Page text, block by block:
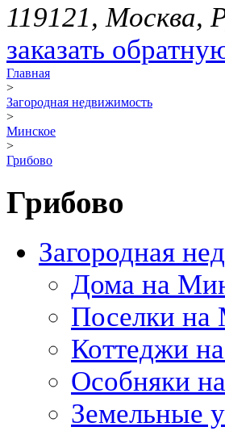
119121, Москва,
заказать
Главная
>
Загородная недвижимость
>
Минское
>
Грибово
Грибово
Загородная
Дома на
Поселки на
Коттеджи
Особняки
Земельные